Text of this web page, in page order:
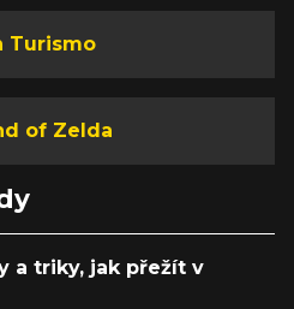
Turismo
of Zelda
a triky, jak přežít v